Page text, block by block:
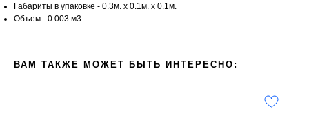
Габариты в упаковке - 0.3м. x 0.1м. x 0.1м.
Объем - 0.003 м3
ВАМ ТАКЖЕ МОЖЕТ БЫТЬ ИНТЕРЕСНО: